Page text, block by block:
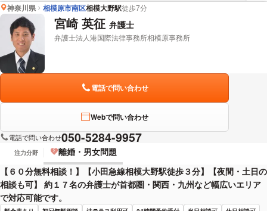
神奈川県 相模原市南区相模大野駅徒歩7分
宮崎 英征 弁護士
弁護士法人港国際法律事務所相模原事務所
電話で問い合わせ
Webで問い合わせ
電話で問い合わせ050-5284-9957
注力分野
離婚・男女問題
【６０分無料相談！】【小田急線相模大野駅徒歩３分】【夜間・土日の
相談も可】 約１７名の弁護士が首都圏・関西・九州など幅広いエリア
で対応可能です。